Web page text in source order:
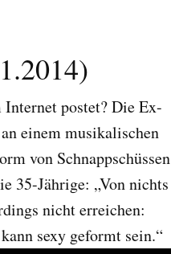
postet? Die Ex-
einem musikalischen
von Schnappschüssen
35-Jährige: „Von nichts
nicht erreichen:
sexy geformt sein.“